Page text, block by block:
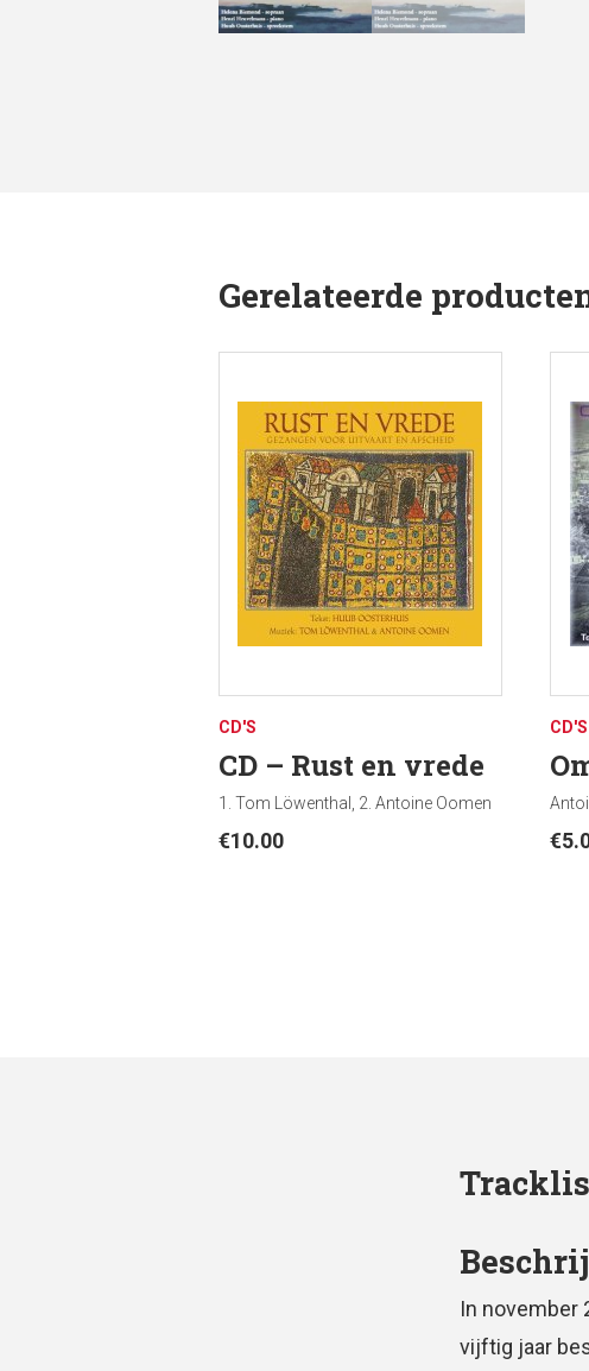
Gerelateerde
CD'S
CD – Rust en vrede
1. Tom Löwenthal, 2. Antoine Oomen
€10.00
CD'S
€
In november
vijftig jaar